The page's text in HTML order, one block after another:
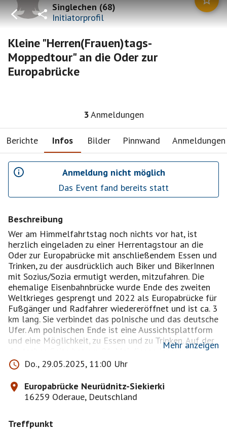
Singlechen(68)
Initiatorprofil
Kleine "Herren(Frauen)tags-
Moppedtour" an die Oder zur
Europabrücke
3Anmeldungen
Berichte Infos Bilder Pinnwand Anmeldungen
Anmeldung nicht möglich
Das Event fand bereits statt
Beschreibung
Wer am Himmelfahrtstag noch nichts vor hat, ist
herzlich eingeladen zu einer Herrentagstour an die
Oder zur Europabrücke mit anschließendem Essen und
Trinken, zu der ausdrücklich auch Biker und BikerInnen
mit Sozius/Sozia ermutigt werden, mitzufahren. Die
ehemalige Eisenbahnbrücke wurde Ende des zweiten
Weltkrieges gesprengt und 2022 als Europabrücke für
Fußgänger und Radfahrer wiedereröffnet und ist ca. 3
km lang. Sie verbindet das polnische und das deutsche
Ufer. Am polnischen Ende ist eine Aussichtsplattform
und eine Möglichkeit, zu Essen und zu Trinken. Auf der
deutschen Seite hat am 01. Mai diesen Jahres ein
kleines Cafe eröffnet, es ist ab 12 Uhr geöffnet. Laßt
es uns ausprobieren! LG Ute
Mehr anzeigen
Do., 29.05.2025, 11:00 Uhr
Europabrücke Neurüdnitz-Siekierki
16259 Oderaue, Deutschland
Treffpunkt